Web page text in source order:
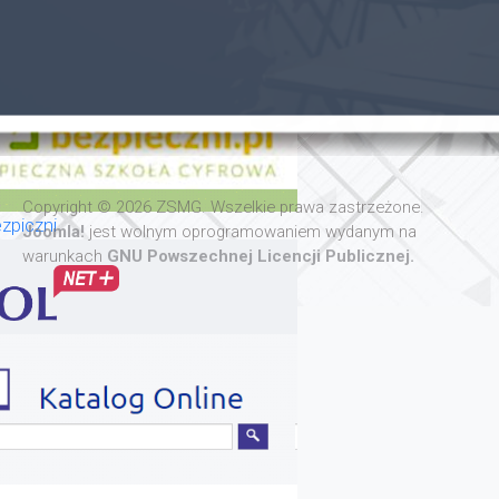
Copyright © 2026 ZSMG. Wszelkie prawa zastrzeżone.
Joomla! jest wolnym oprogramowaniem wydanym na
warunkach GNU Powszechnej Licencji Publicznej.